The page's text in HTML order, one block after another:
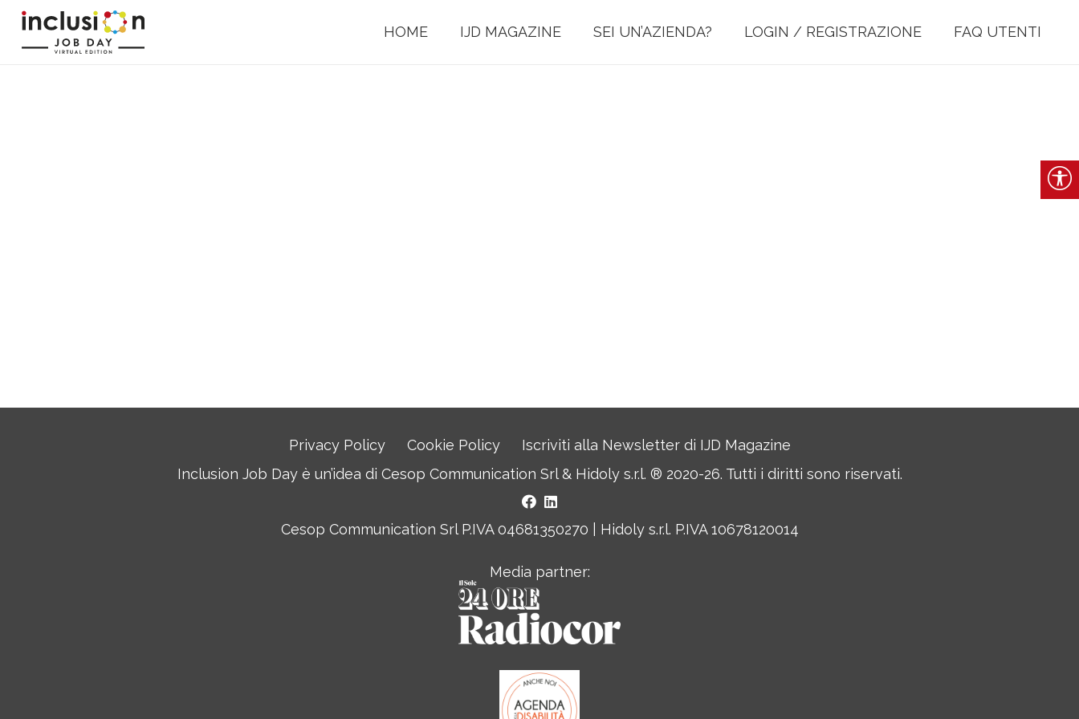
HOME IJD MAGAZINE SEI UN’AZIENDA? LOGIN / REGISTRAZIONE FAQ UTENTI
Privacy Policy Cookie Policy
Iscriviti alla Newsletter di IJD Magazine
Inclusion Job Day è un’idea di Cesop Communication Srl& Hidoly s.r.l. ® 2020-26. Tutti i diritti sono riservati.
Cesop Communication Srl P.IVA 04681350270 | Hidoly s.r.l. P.IVA 10678120014
Media partner: